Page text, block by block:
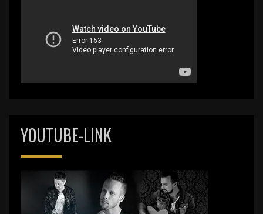
YOUTUBE-LINK